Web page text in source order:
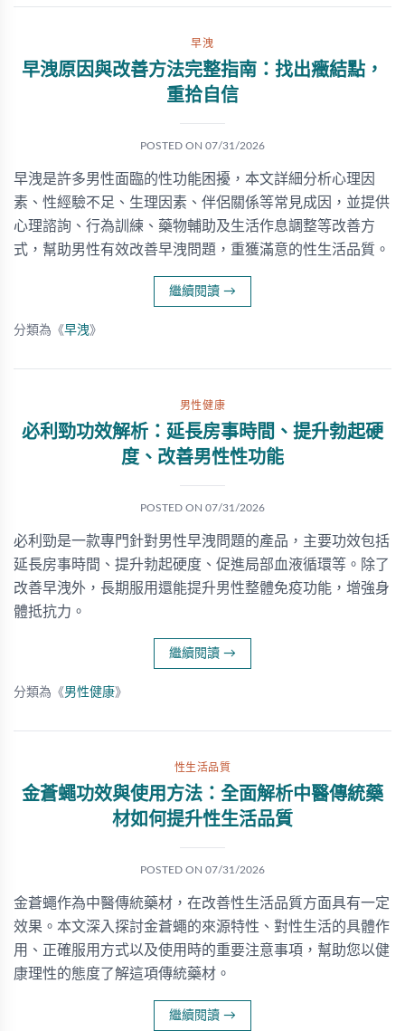
早洩
早洩原因與改善方法完整指南：找出癥結點，
重拾自信
POSTED ON 07/31/2026
早洩是許多男性面臨的性功能困擾，本文詳細分析心理因
素、性經驗不足、生理因素、伴侶關係等常見成因，並提供
心理諮詢、行為訓練、藥物輔助及生活作息調整等改善方
式，幫助男性有效改善早洩問題，重獲滿意的性生活品質。
繼續閱讀 →
分類為《早洩》
男性健康
必利勁功效解析：延長房事時間、提升勃起硬
度、改善男性性功能
POSTED ON 07/31/2026
必利勁是一款專門針對男性早洩問題的產品，主要功效包括
延長房事時間、提升勃起硬度、促進局部血液循環等。除了
改善早洩外，長期服用還能提升男性整體免疫功能，增強身
體抵抗力。
繼續閱讀 →
分類為《男性健康》
性生活品質
金蒼蠅功效與使用方法：全面解析中醫傳統藥
材如何提升性生活品質
POSTED ON 07/31/2026
金蒼蠅作為中醫傳統藥材，在改善性生活品質方面具有一定
效果。本文深入探討金蒼蠅的來源特性、對性生活的具體作
用、正確服用方式以及使用時的重要注意事項，幫助您以健
康理性的態度了解這項傳統藥材。
繼續閱讀 →